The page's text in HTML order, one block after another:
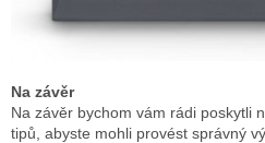
Na závěr
Na závěr bychom vám rádi poskytli
tipů, abyste mohli provést správný